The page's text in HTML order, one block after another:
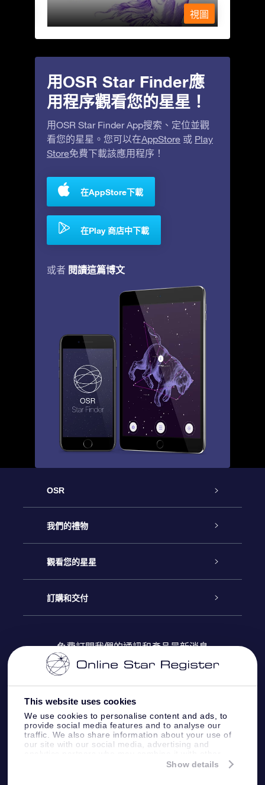
This website uses cookies
We use cookies to personalise content and ads, to
provide social media features and to analyse our
traffic. We also share information about your use of
our site with our social media, advertising and
information that you’ve provided to them or that
Show details
視圖
用OSR Star Finder應
用程序觀看您的星星！
用OSR Star Finder App搜索、定位並觀
看您的星星。您可以在AppStore 或 Play
Store免費下載該應用程序！
在AppStore下載
在Play 商店中下載
或者 閱讀這篇博文
OSR
客戶服務
聯繫我們
博客
評論
我們的禮物
Online Star禮物
OSR禮物包
OSR 禮物卡
公司禮品
觀看您的星星
星星注册
個性化的Star Page
One Million Stars
OSR Starsaver
訂購和交付
付款資訊
配送信息
退貨政策
免費訂閱我們的通訊和產品最新消息